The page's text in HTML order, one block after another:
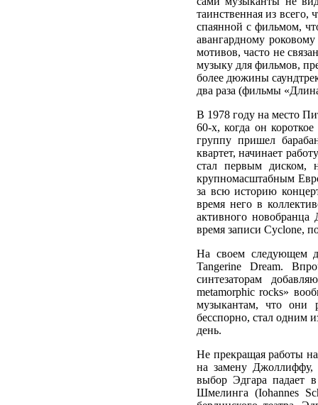
таинственная из всего,
спаянной с фильмом,
авангардному
мотивов, часто не
музыку для фильмов,
более дюжины
два раза (фильмы
В 1978 году на место
60-х, когда он
группу пришел
квартет, начинает
стал первым диском,
крупномасштабным
за всю историю
время него в
активного
время записи Cyclone,
На своем следующем
Tangerine Dream.
синтезаторам
metamorphic rocks»
музыкантам, что они
бесспорно, стал одним
день.
Не прекращая работы
на замену Джоллиффу,
выбор Эдгара падает
Шмелинга (Iohannes